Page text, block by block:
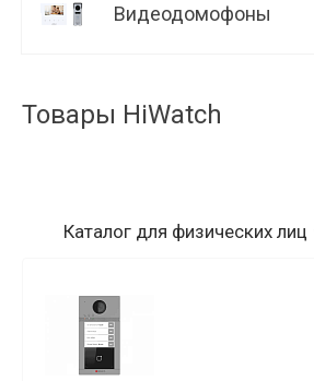
Видеодомофоны
Товары HiWatch
Каталог для физических лиц